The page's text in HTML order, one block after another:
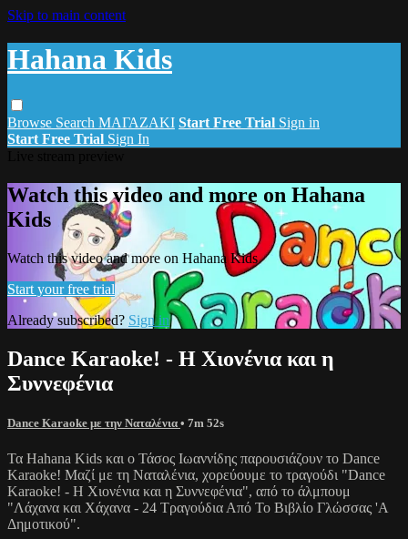
Skip to main content
Hahana Kids
Browse Search ΜΑΓΑΖΑΚΙ Start Free Trial Sign in
Start Free Trial Sign In
Watch this video and more on Hahana
Kids
Watch this video and more on Hahana Kids
Start your free trial
Already subscribed? Sign in
Dance Karaoke! - Η Χιονένια και η
Συννεφένια
Dance Karaoke με την Ναταλένια • 7m 52s
Τα Hahana Kids και ο Τάσος Ιωαννίδης παρουσιάζουν το Dance
Karaoke! Μαζί με τη Ναταλένια, χορεύουμε το τραγούδι "Dance
Karaoke! - Η Χιονένια και η Συννεφένια", από το άλμπουμ
"Λάχανα και Χάχανα - 24 Τραγούδια Από Το Βιβλίο Γλώσσας 'Α
Δημοτικού".